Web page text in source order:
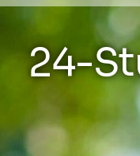
24-